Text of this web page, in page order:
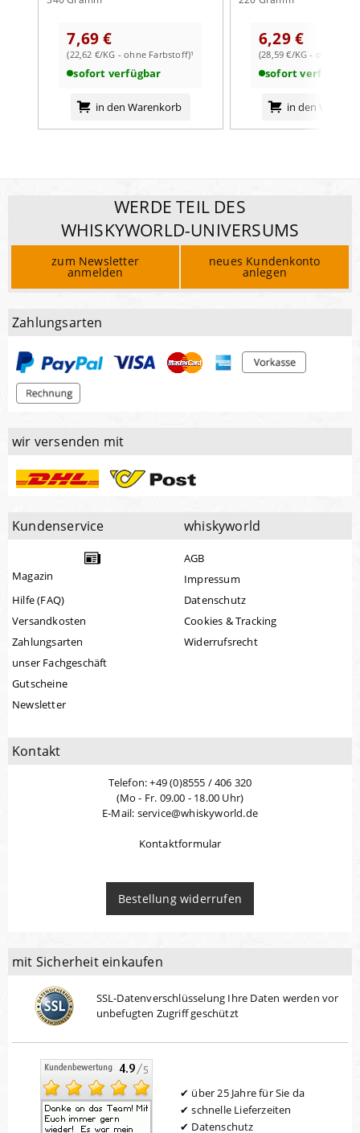
7,69 €
(22,62 €/KG - ohne Farbstoff)¹
sofort verfügbar
in den Warenkorb
6,29 €
(28,59 €/KG - ohne
sofort verfügbar
in den
WERDE TEIL DES
WHISKYWORLD-UNIVERSUMS
zum Newsletter
anmelden
neues Kundenkonto
anlegen
Zahlungsarten
wir versenden mit
Kundenservice
Magazin
Hilfe (FAQ)
Versandkosten
Zahlungsarten
unser Fachgeschäft
Gutscheine
Newsletter
whiskyworld
AGB
Impressum
Datenschutz
Cookies & Tracking
Widerrufsrecht
Kontakt
Telefon: +49 (0)8555 / 406 320
(Mo - Fr. 09.00 - 18.00 Uhr)
E-Mail: service@whiskyworld.de
Kontaktformular
Bestellung widerrufen
mit Sicherheit einkaufen
SSL-Datenverschlüsselung Ihre Daten werden vor
unbefugten Zugriff geschützt
über 25 Jahre für Sie da
schnelle Lieferzeiten
Datenschutz